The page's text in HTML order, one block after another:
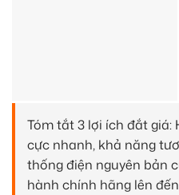
Tóm tắt 3 lợi ích đắt giá:
cực nhanh, khả năng
thống điện nguyên bản
hành chính hãng lên